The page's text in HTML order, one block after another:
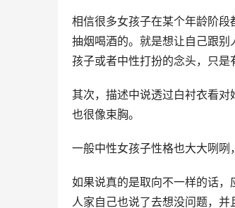
相信很多女孩子在某个年龄阶
抽烟喝酒的。就是想让自己跟
孩子或者中性打扮的念头，只是
其次，描述中说透过白衬衣看
也很像束胸。
一般中性女孩子性格也大大咧
如果说真的是取向不一样的话
人家自己也说了去想没问题，